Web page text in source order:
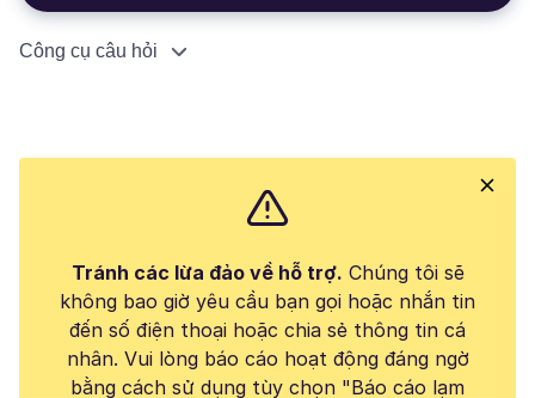
Công cụ câu hỏi
Tránh các lừa đảo về hỗ trợ. Chúng tôi sẽ
không bao giờ yêu cầu bạn gọi hoặc nhắn tin
đến số điện thoại hoặc chia sẻ thông tin cá
nhân. Vui lòng báo cáo hoạt động đáng ngờ
bằng cách sử dụng tùy chọn "Báo cáo lạm